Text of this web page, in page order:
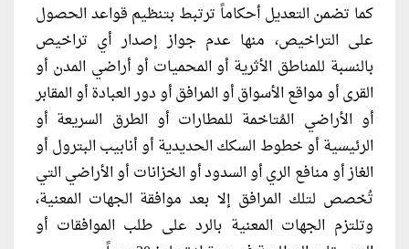
كما تضمن التعديل أحكاماً ترتبط بتنظيم قواعد الحصول
على التراخيص، منها عدم جواز إصدار أي تراخيص
بالنسبة للمناطق الأثرية أو المحميات أو أراضي المدن أو
القرى أو مواقع الأسواق أو المرافق أو دور العبادة أو المقابر
أو الأراضي المُتاخمة للمطارات أو الطرق السريعة أو
الرئيسية أو خطوط السكك الحديدية أو أنابيب البترول أو
الغاز أو منافع الري أو السدود أو الخزانات أو الأراضي التي
تُخصص لتلك المرافق إلا بعد موافقة الجهات المعنية،
وتلتزم الجهات المعنية بالرد على طلب الموافقات أو